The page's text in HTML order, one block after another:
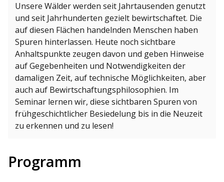
Unsere Wälder werden seit Jahrtausenden genutzt
und seit Jahrhunderten gezielt bewirtschaftet. Die
auf diesen Flächen handelnden Menschen haben
Spuren hinterlassen. Heute noch sichtbare
Anhaltspunkte zeugen davon und geben Hinweise
auf Gegebenheiten und Notwendigkeiten der
damaligen Zeit, auf technische Möglichkeiten, aber
auch auf Bewirtschaftungsphilosophien. Im
Seminar lernen wir, diese sichtbaren Spuren von
frühgeschichtlicher Besiedelung bis in die Neuzeit
zu erkennen und zu lesen!
Programm